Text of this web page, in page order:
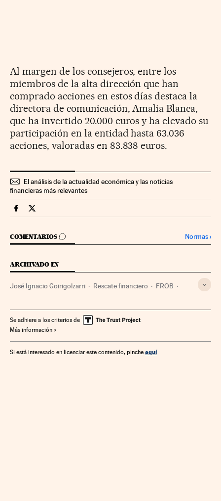
Al margen de los consejeros, entre los
miembros de la alta dirección que han
comprado acciones en estos días destaca la
directora de comunicación, Amalia Blanca,
que ha invertido 20.000 euros y ha elevado su
participación en la entidad hasta 63.036
acciones, valoradas en 83.838 euros.
El análisis de la actualidad económica y las noticias
financieras más relevantes
Mercados Financieros Cinco Días en Facebook
Mercados Financieros Cinco Días en Twitter
COMENTARIOS
IR A LOS COMENTARIOS Normas›
ARCHIVADO EN
José Ignacio Goirigolzarri Rescate financiero FROB
Organismos financieros Bancos Política bancaria
Finanzas
Se adhiere a los criterios de
Más información
Si está interesado en licenciar este contenido, pinche aquí